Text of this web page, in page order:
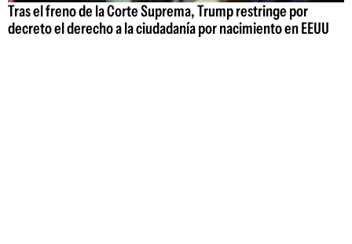
Tras el freno de la Corte Suprema, Trump restringe por
decreto el derecho a la ciudadanía por nacimiento en EEUU